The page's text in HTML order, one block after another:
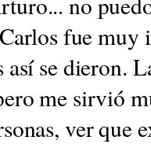
fue muy
así se dieron.
me sirvió
ver que